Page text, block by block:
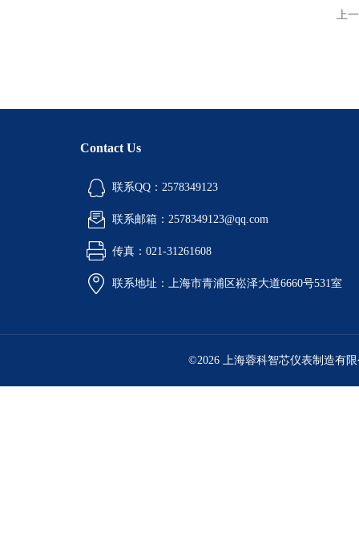
上
Contact Us
联系QQ：2578349123
联系邮箱：2578349123@qq.com
传真：021-31261608
联系地址：上海市青浦区崧泽大道6660号531室
©2026 上海蓉科智芯仪表制造有